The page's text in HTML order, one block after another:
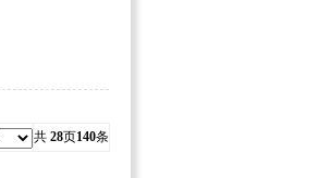
共 28页140条